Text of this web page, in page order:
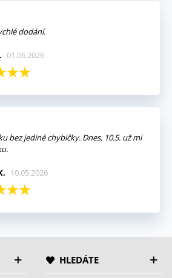
dodání.
01.06.2026
bez jediné chybičky. Dnes, 10.5. už mi
10.05.2026
HLEDÁTE